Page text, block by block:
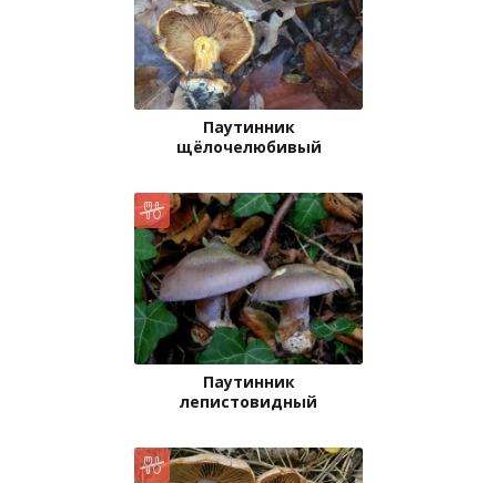
Паутинник
щёлочелюбивый
Паутинник
лепистовидный